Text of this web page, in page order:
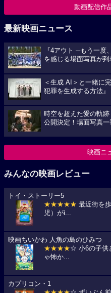
動画配信作
最新映画ニュース
『4アウト ─もう一度
を感じる場面写真が
＜生成 AI＞と一緒に
犯罪を生成する方法』
時空を超えた愛の軌
公開決定！場面写真一
映画ニ
みんなの映画レビュー
トイ・ストーリー5
★★★★★ 最近街を
児）がi...
映画ちいかわ 人魚の島のひみつ
★★★★☆ 小6の子供
ゃ怖か...
カプリコン・1